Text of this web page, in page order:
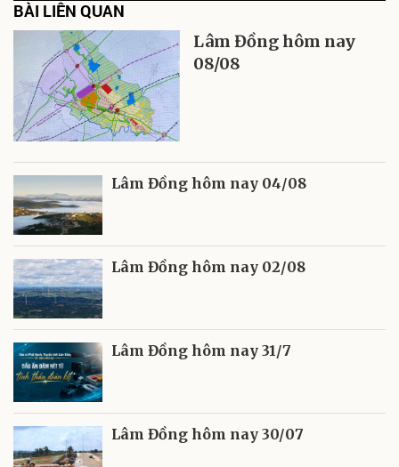
BÀI LIÊN QUAN
Lâm Đồng hôm nay
08/08
Lâm Đồng hôm nay 04/08
Lâm Đồng hôm nay 02/08
Lâm Đồng hôm nay 31/7
Lâm Đồng hôm nay 30/07